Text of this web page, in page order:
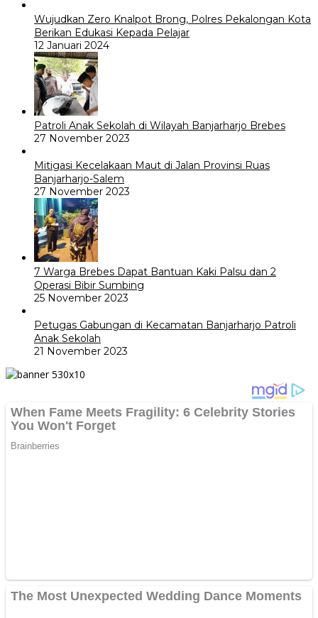
Wujudkan Zero Knalpot Brong, Polres Pekalongan Kota
Berikan Edukasi Kepada Pelajar
12 Januari 2024
Patroli Anak Sekolah di Wilayah Banjarharjo Brebes
27 November 2023
Mitigasi Kecelakaan Maut di Jalan Provinsi Ruas
Banjarharjo-Salem
27 November 2023
7 Warga Brebes Dapat Bantuan Kaki Palsu dan 2
Operasi Bibir Sumbing
25 November 2023
Petugas Gabungan di Kecamatan Banjarharjo Patroli
Anak Sekolah
21 November 2023